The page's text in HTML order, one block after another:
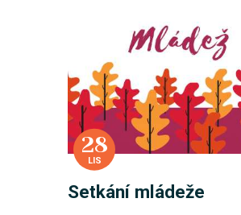
28
LIS
Setkání mládeže